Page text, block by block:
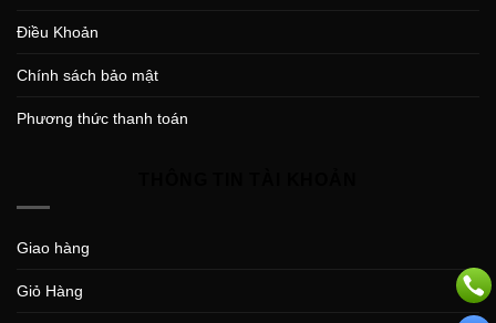
Điều Khoản
Chính sách bảo mật
Phương thức thanh toán
Giao hàng
Giỏ Hàng